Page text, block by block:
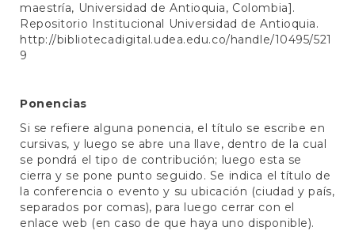
maestría, Universidad de Antioquia, Colombia].
Repositorio Institucional Universidad de Antioquia.
http://bibliotecadigital.udea.edu.co/handle/10495/521
9
Ponencias
Si se refiere alguna ponencia, el título se escribe en
cursivas, y luego se abre una llave, dentro de la cual
se pondrá el tipo de contribución; luego esta se
cierra y se pone punto seguido. Se indica el título de
la conferencia o evento y su ubicación (ciudad y país,
separados por comas), para luego cerrar con el
enlace web (en caso de que haya uno disponible).